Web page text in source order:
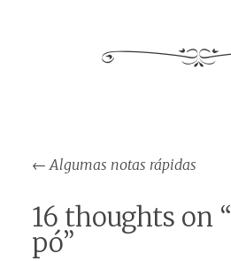
Post
navigation
← Algumas notas rápidas
16 thoughts on “
pó”